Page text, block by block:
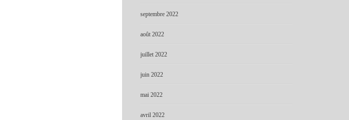
septembre 2022
août 2022
juillet 2022
juin 2022
mai 2022
avril 2022